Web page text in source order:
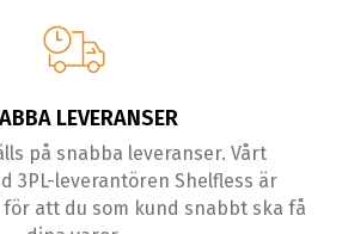
LEVERANSER
på snabba leveranser. Vårt
3PL-leverantören Shelfless är
att du som kund snabbt ska få